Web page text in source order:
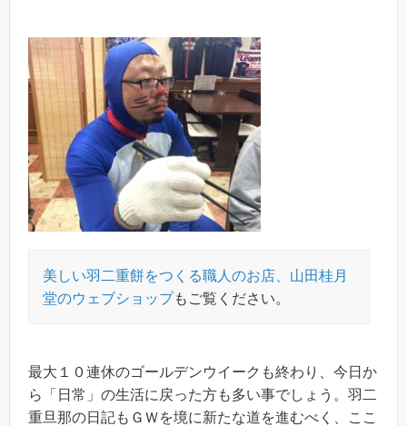
美しい羽二重餅をつくる職人のお店、山田桂月
堂のウェブショップもご覧ください。
最大１０連休のゴールデンウイークも終わり、今日か
ら「日常」の生活に戻った方も多い事でしょう。羽二
重旦那の日記もＧＷを境に新たな道を進むべく、ここ